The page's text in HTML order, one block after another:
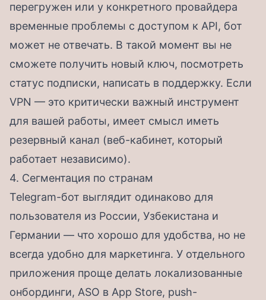
перегружен или у конкретного провайдера
временные проблемы с доступом к API, бот
может не отвечать. В такой момент вы не
сможете получить новый ключ, посмотреть
статус подписки, написать в поддержку. Если
VPN — это критически важный инструмент
для вашей работы, имеет смысл иметь
резервный канал (веб-кабинет, который
работает независимо).
4. Сегментация по странам
Telegram-бот выглядит одинаково для
пользователя из России, Узбекистана и
Германии — что хорошо для удобства, но не
всегда удобно для маркетинга. У отдельного
приложения проще делать локализованные
онбординги, ASO в App Store, push-